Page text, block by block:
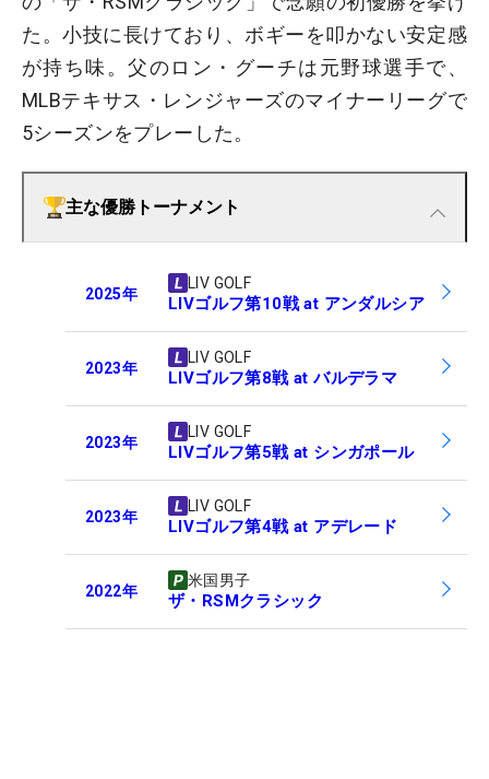
た。小技に長けており、ボギーを叩かない安定感
が持ち味。父のロン・グーチは元野球選手で、
MLBテキサス・レンジャーズのマイナーリーグで
5シーズンをプレーした。
主な優勝トーナメント
2025年
LIV GOLF
LIVゴルフ第10戦 at アンダルシア
2023年
LIV GOLF
LIVゴルフ第8戦 at バルデラマ
2023年
LIV GOLF
LIVゴルフ第5戦 at シンガポール
2023年
LIV GOLF
LIVゴルフ第4戦 at アデレード
2022年
米国男子
ザ・RSMクラシック